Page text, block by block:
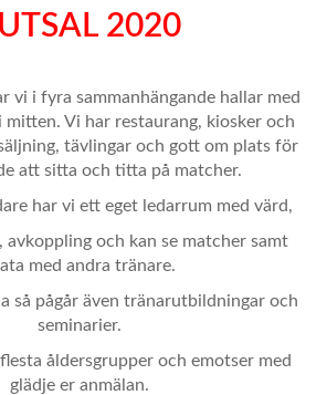
2020
vi i fyra sammanhängande hallar med
Vi har restaurang, kiosker och
tävlingar och gott om plats för
att sitta och titta på matcher.
har vi ett eget ledarrum med värd,
avkoppling och kan se matcher samt
med andra tränare.
så pågår även tränarutbildningar och
seminarier.
åldersgrupper och emotser med
glädje er anmälan.